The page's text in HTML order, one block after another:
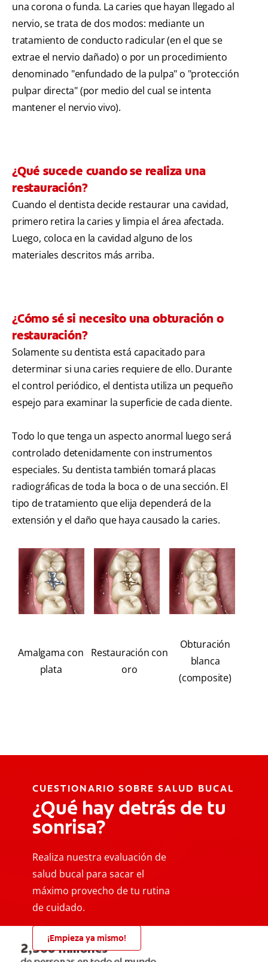
una corona o funda. La caries que hayan llegado al
nervio, se trata de dos modos: mediante un
tratamiento de conducto radicular (en el que se
extrae el nervio dañado) o por un procedimiento
denominado "enfundado de la pulpa" o "protección
pulpar directa" (por medio del cual se intenta
mantener el nervio vivo).
¿Qué sucede cuando se realiza una
restauración?
Cuando el dentista decide restaurar una cavidad,
primero retira la caries y limpia el área afectada.
Luego, coloca en la cavidad alguno de los
materiales descritos más arriba.
¿Cómo sé si necesito una obturación o
restauración?
Solamente su dentista está capacitado para
determinar si una caries requiere de ello. Durante
el control periódico, el dentista utiliza un pequeño
espejo para examinar la superficie de cada diente.
Todo lo que tenga un aspecto anormal luego será
controlado detenidamente con instrumentos
especiales. Su dentista también tomará placas
radiográficas de toda la boca o de una sección. El
tipo de tratamiento que elija dependerá de la
extensión y el daño que haya causado la caries.
Amalgama con
plata
Restauración con
oro
Obturación
blanca
(composite)
CUESTIONARIO SOBRE SALUD BUCAL
¿Qué hay detrás de tu
sonrisa?
Realiza nuestra evaluación de
salud bucal para sacar el
máximo provecho de tu rutina
de cuidado.
¡Empieza ya mismo!